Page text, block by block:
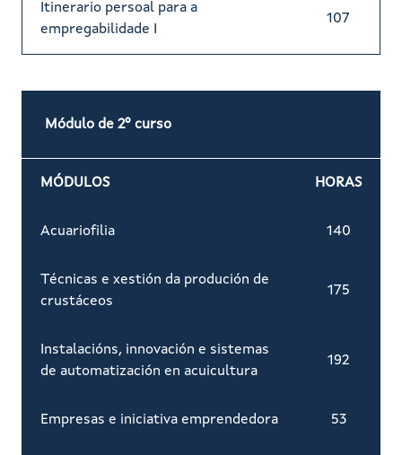
Itinerario persoal para a
empregabilidade I
107
Módulo de 2º curso
MÓDULOS HORAS
Acuariofilia 140
Técnicas e xestión da produción de
crustáceos
175
Instalacións, innovación e sistemas
de automatización en acuicultura
192
Empresas e iniciativa emprendedora 53